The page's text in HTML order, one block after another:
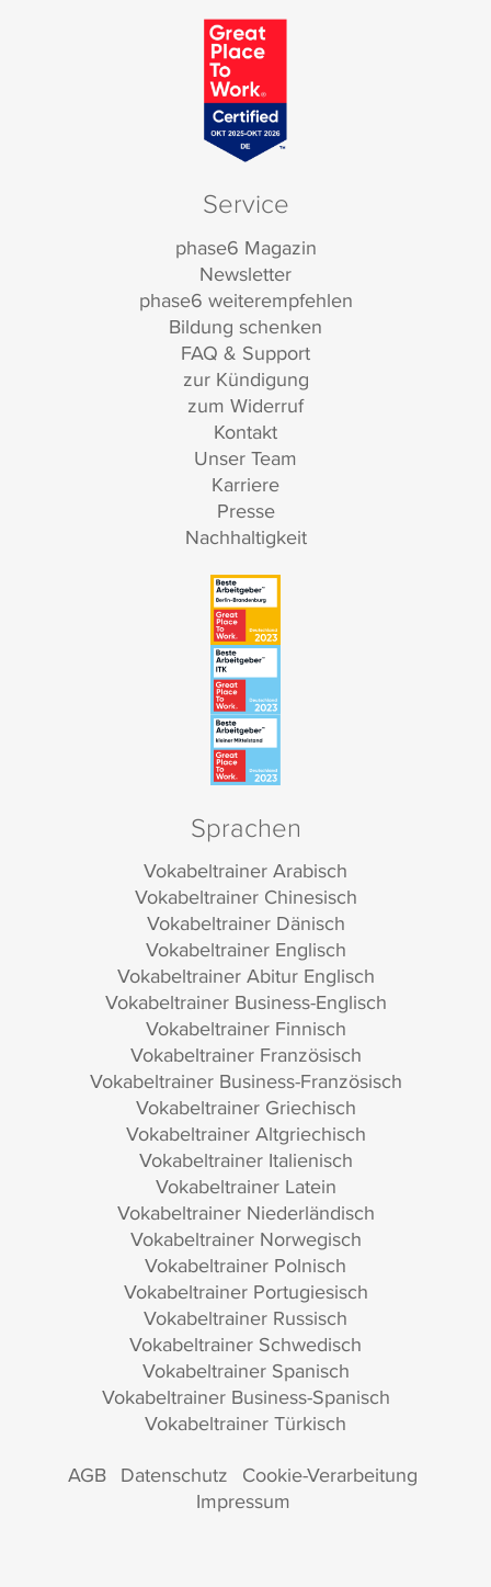
Service
phase6 Magazin
Newsletter
phase6 weiterempfehlen
Bildung schenken
FAQ & Support
zur Kündigung
zum Widerruf
Kontakt
Unser Team
Karriere
Presse
Nachhaltigkeit
Sprachen
Vokabeltrainer Arabisch
Vokabeltrainer Chinesisch
Vokabeltrainer Dänisch
Vokabeltrainer Englisch
Vokabeltrainer Abitur Englisch
Vokabeltrainer Business-Englisch
Vokabeltrainer Finnisch
Vokabeltrainer Französisch
Vokabeltrainer Business-Französisch
Vokabeltrainer Griechisch
Vokabeltrainer Altgriechisch
Vokabeltrainer Italienisch
Vokabeltrainer Latein
Vokabeltrainer Niederländisch
Vokabeltrainer Norwegisch
Vokabeltrainer Polnisch
Vokabeltrainer Portugiesisch
Vokabeltrainer Russisch
Vokabeltrainer Schwedisch
Vokabeltrainer Spanisch
Vokabeltrainer Business-Spanisch
Vokabeltrainer Türkisch
AGB Datenschutz Cookie-Verarbeitung
Impressum